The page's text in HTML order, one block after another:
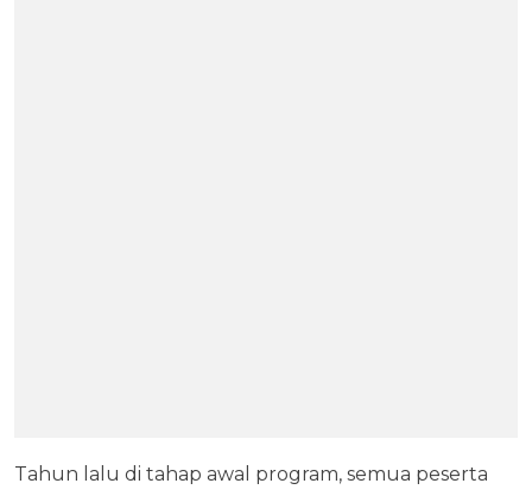
Tahun lalu di tahap awal program, semua peserta